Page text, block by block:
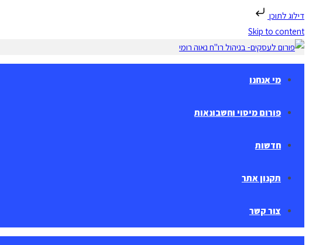
דילוג לתוכן
Skip to content
מי אנחנו
פורום מיסוי וחשבונאות
חדשות
תקנון אתר
צור קשר